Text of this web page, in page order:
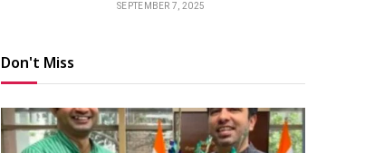
SEPTEMBER 7, 2025
Don't Miss